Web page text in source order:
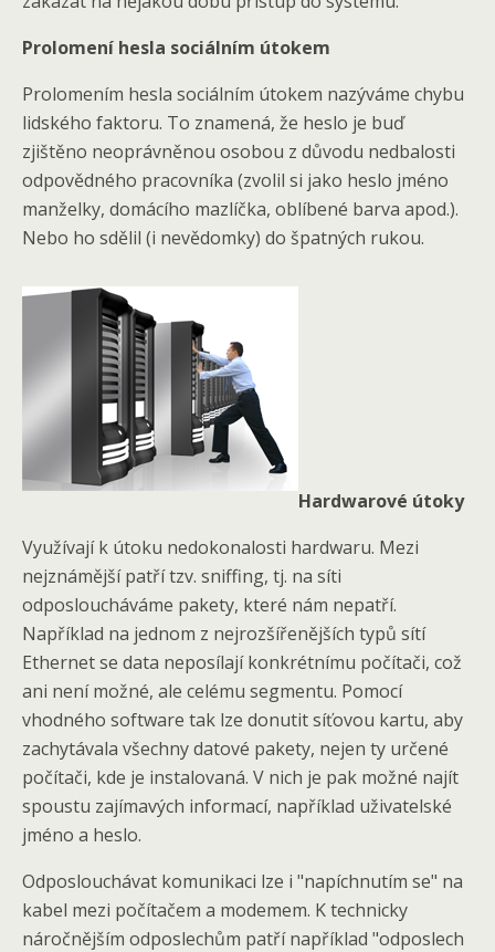
Prolomení hesla sociálním útokem
Prolomením hesla sociálním útokem nazýváme chybu
lidského faktoru. To znamená, že heslo je buď
zjištěno neoprávněnou osobou z důvodu nedbalosti
odpovědného pracovníka (zvolil si jako heslo jméno
manželky, domácího mazlíčka, oblíbené barva apod.).
Nebo ho sdělil (i nevědomky) do špatných rukou.
Hardwarové útoky
Využívají k útoku nedokonalosti hardwaru. Mezi
nejznámější patří tzv. sniffing, tj. na síti
odposloucháváme pakety, které nám nepatří.
Například na jednom z nejrozšířenějších typů sítí
Ethernet se data neposílají konkrétnímu počítači, což
ani není možné, ale celému segmentu. Pomocí
vhodného software tak lze donutit síťovou kartu, aby
zachytávala všechny datové pakety, nejen ty určené
počítači, kde je instalovaná. V nich je pak možné najít
spoustu zajímavých informací, například uživatelské
jméno a heslo.
Odposlouchávat komunikaci lze i "napíchnutím se" na
kabel mezi počítačem a modemem. K technicky
náročnějším odposlechům patří například "odposlech